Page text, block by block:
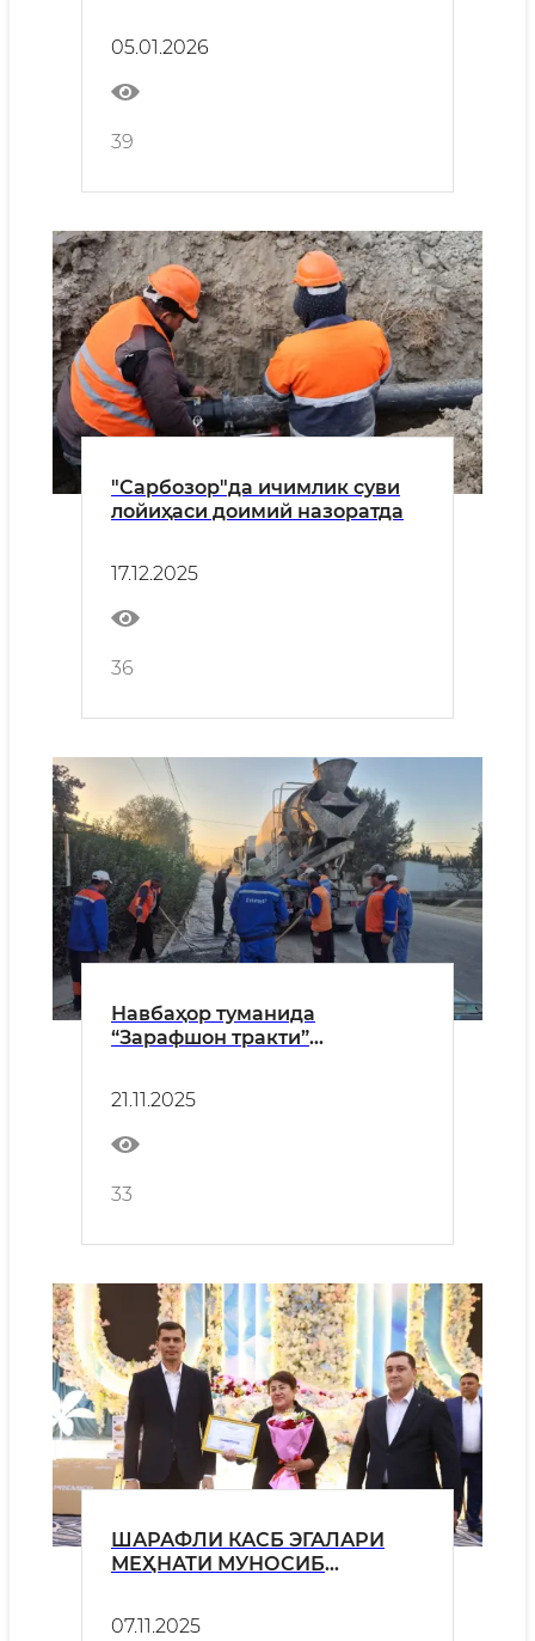
05.01.2026
39
"Сарбозор"да ичимлик суви
лойиҳаси доимий назоратда
17.12.2025
36
Навбаҳор туманида
“Зарафшон тракти”
этмоқда
21.11.2025
33
ШАРАФЛИ КАСБ ЭГАЛАРИ
МЕҲНАТИ МУНОСИБ
07.11.2025